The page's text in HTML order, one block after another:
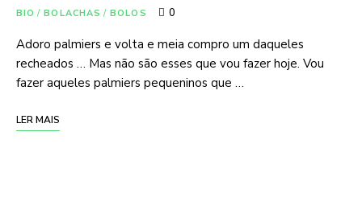
BIO / BOLACHAS / BOLOS 0
Adoro palmiers e volta e meia compro um daqueles
recheados … Mas não são esses que vou fazer hoje. Vou
fazer aqueles palmiers pequeninos que …
LER MAIS